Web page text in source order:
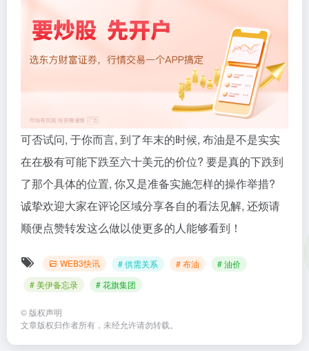
可否试问, 于你而言, 到了年末的时候, 布油是不是实实
在在极有可能下跌至六十美元的价位? 要是真的下跌到
了那个具体的位置, 你又是准备实施怎样的操作举措?
诚挚欢迎大家在评论区域分享各自的看法见解, 还烦请
顺便点赞转发这么做以使更多的人能够看到！
WEB3快讯 # 供需关系 # 布油
# 油价
# 美伊备忘录
# 花旗集团
© 版权声明
文章版权归作者所有，未经允许请勿转载。